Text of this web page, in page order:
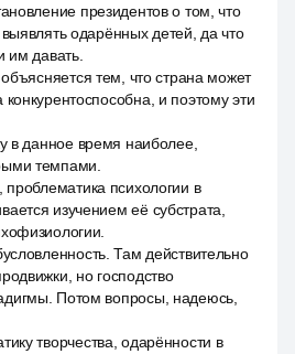
президентов о том, что
одарённых детей, да что
им давать.
тем, что страна может
и поэтому эти
в данное время наиболее,
темпами.
проблематика психологии в
изучением её субстрата,
Там действительно
но господство
Потом вопросы, надеюсь,
творчества, одарённости в